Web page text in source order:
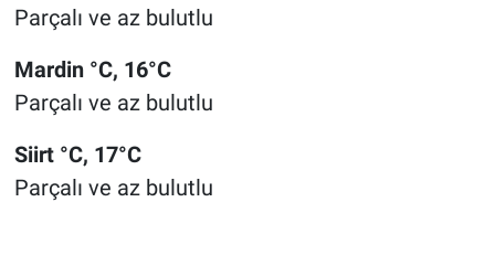
Parçalı ve az bulutlu
Mardin °C, 16°C
Parçalı ve az bulutlu
Siirt °C, 17°C
Parçalı ve az bulutlu